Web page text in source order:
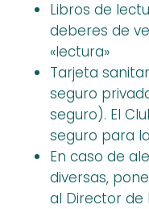
Libros de
deberes de
«lectura»
Tarjeta
seguro
seguro). El
seguro para
En caso de
diversas,
al Director de